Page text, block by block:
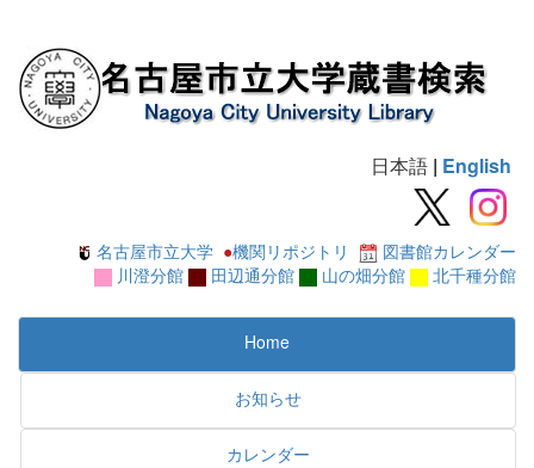
日本語 | English
名古屋市立大学 ●機関リポジトリ
図書館カレンダー
川澄分館
田辺通分館 山の畑分館 北千種分館
Home
お知らせ
カレンダー